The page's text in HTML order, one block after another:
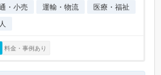
・小売 運輸・物流
医療・福祉
料金・事例あり